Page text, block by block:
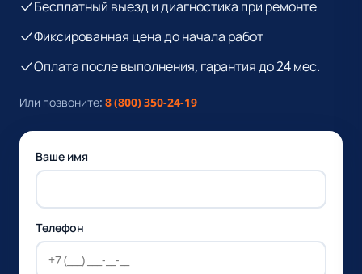
Бесплатный выезд и диагностика при ремонте
Фиксированная цена до начала работ
Оплата после выполнения, гарантия до 24 мес.
Или позвоните: 8 (800) 350-24-19
Ваше имя
Телефон